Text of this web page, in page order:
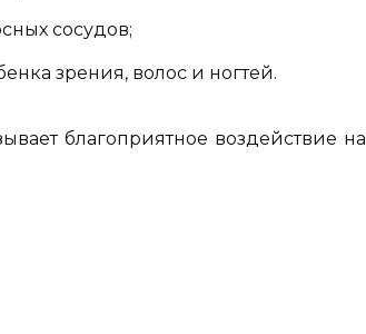
сосудов;
зрения, волос и ногтей.
благоприятное воздействие на